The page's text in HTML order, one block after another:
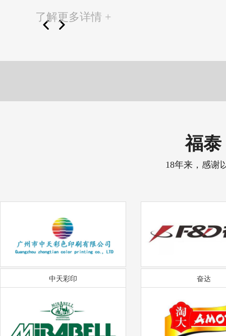
了解更多详情 +
福泰
18年来，感谢
中天彩印 奋达